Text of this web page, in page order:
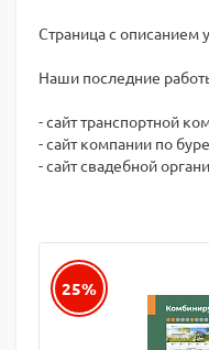
Страница с описанием
Наши последние
- сайт транспортной
- сайт компании по
- сайт свадебной
25%